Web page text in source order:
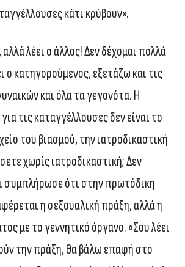
κάτι κρύβουν».
αλλά λέει ο άλλος! Δεν δέχομαι πολλά
ο κατηγορούμενος, εξετάζω και τις
και όλα τα γεγονότα. Η
τις καταγγέλλουσες δεν είναι το
του βιασμού, την ιατροδικαστική
χωρίς ιατροδικαστική; Δεν
συμπλήρωσε ότι στην πρωτόδικη
η σεξουαλική πράξη, αλλά η
με το γεννητικό όργανο. «Σου λέει
την πράξη, θα βάλω επαφή στο